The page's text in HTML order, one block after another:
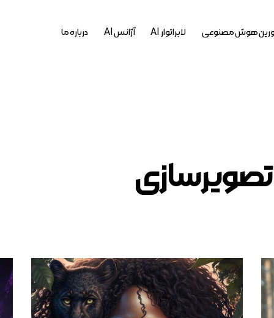
هوش مصنوعی لابراتوار AI آژانس AI درباره ما
تصویرسازی